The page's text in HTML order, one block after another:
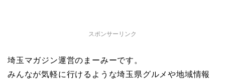
スポンサーリンク
埼玉マガジン運営のまーみーです。
みんなが気軽に行けるような埼玉県グルメや地域情報